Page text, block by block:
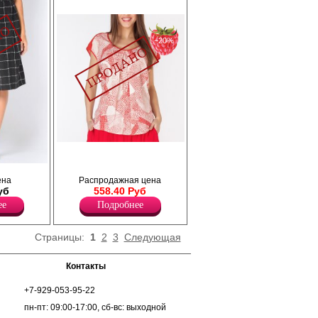
и
ткани с абстрактным принтом, со
низу, на плечах и по линии спинки идёт
однотонная кокетка.
Вискоза 100%
−20%
Распродажная цена
558.40 Руб
Подробнее
Страницы: 1 2 3 Следующая
Контакты
+7-929-053-95-22
пн-пт: 09:00-17:00, сб-вс: выходной